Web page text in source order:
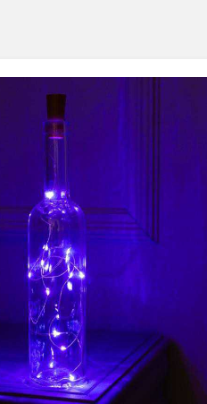
Терочные
Лимонки,
Летающие и
Бабочки, пчелы
Жуки
Циркоблицы
Цветной дым
Факелы
Цветной дым